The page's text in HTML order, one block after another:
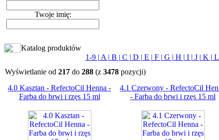
Twoje imię:
Katalog produktów
1-9 | A | B | C | D | E | F | G | H | I | J | K |
Wyświetlanie od 217 do 288 (z 3478 pozycji)
4.0 Kasztan - RefectoCil Henna -
Farba do brwi i rzęs 15 ml
4.1 Czerwony - RefectoCil
- Farba do brwi i rzęs 15 ml